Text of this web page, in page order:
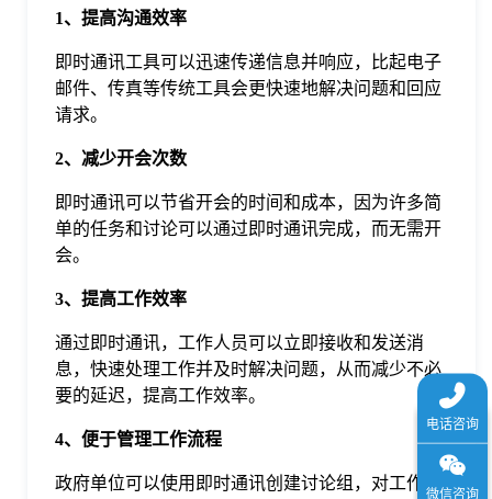
1、提高沟通效率
即时通讯工具可以迅速传递信息并响应，比起电子
邮件、传真等传统工具会更快速地解决问题和回应
请求。
2、减少开会次数
即时通讯可以节省开会的时间和成本，因为许多简
单的任务和讨论可以通过即时通讯完成，而无需开
会。
3、提高工作效率
通过即时通讯，工作人员可以立即接收和发送消
息，快速处理工作并及时解决问题，从而减少不必
要的延迟，提高工作效率。
4、便于管理工作流程
政府单位可以使用即时通讯创建讨论组，对工作流